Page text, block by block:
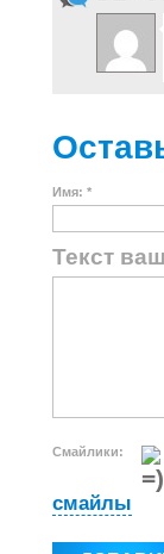
Имя: *
Текст
Смайлики:
смайлы